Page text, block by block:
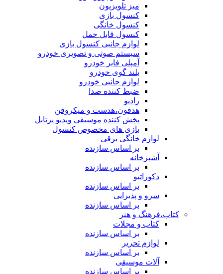
میز تلویزیون
کنسول بازی
کنسول خانگی
کنسول قابل حمل
لوازم جانبی کنسول بازی
سیستم صوتی و تصویری خودرو
آمپلی فایر خودرو
بلند گوی خودرو
لوازم جانبی خودرو
ضبط کننده صدا
رادیو
هدفون،هدست و میکروفن
پخش کننده موسیقی ویدیو پرتابل
بازی های مخصوص کنسول
لوازم خانگی برقی
بر اساس سازنده
آشپزخانه
بر اساس سازنده
دکوراتیو
بر اساس سازنده
سرو و پذیرایی
بر اساس سازنده
کتاب،فرهنگ و هنر
کتاب و مجلات
بر اساس سازنده
لوازم تحریر
بر اساس سازنده
آلات موسیقی
بر اساس سازنده